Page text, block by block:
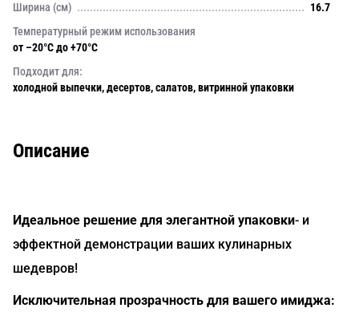
Ширина (см)
16.7
Температурный режим использования
от –20°C до +70°C
Подходит для:
холодной выпечки, десертов, салатов, витринной упаковки
Описание
Идеальное решение для элегантной упаковки- и
эффектной демонстрации ваших кулинарных
шедевров!
Исключительная прозрачность для вашего имиджа: